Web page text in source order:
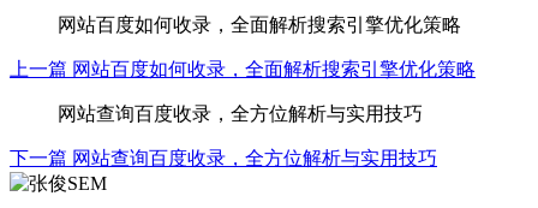
网站百度如何收录，全面解析搜索引擎优化策略
上一篇 网站百度如何收录，全面解析搜索引擎优化策略
网站查询百度收录，全方位解析与实用技巧
下一篇 网站查询百度收录，全方位解析与实用技巧